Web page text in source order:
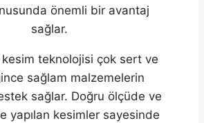
önemli bir avantaj
sağlar.
teknolojisi çok sert ve
sağlam malzemelerin
sağlar. Doğru ölçüde ve
yapılan kesimler sayesinde